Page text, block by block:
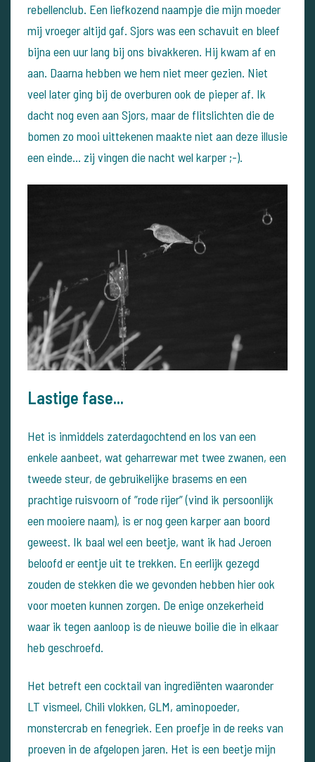
rebellenclub. Een liefkozend naampje die mijn moeder
mij vroeger altijd gaf. Sjors was een schavuit en bleef
bijna een uur lang bij ons bivakkeren. Hij kwam af en
aan. Daarna hebben we hem niet meer gezien. Niet
veel later ging bij de overburen ook de pieper af. Ik
dacht nog even aan Sjors, maar de flitslichten die de
bomen zo mooi uittekenen maakte niet aan deze illusie
een einde... zij vingen die nacht wel karper ;-).
Lastige fase...
Het is inmiddels zaterdagochtend en los van een
enkele aanbeet, wat geharrewar met twee zwanen, een
tweede steur, de gebruikelijke brasems en een
prachtige ruisvoorn of ”rode rijer” (vind ik persoonlijk
een mooiere naam), is er nog geen karper aan boord
geweest. Ik baal wel een beetje, want ik had Jeroen
beloofd er eentje uit te trekken. En eerlijk gezegd
zouden de stekken die we gevonden hebben hier ook
voor moeten kunnen zorgen. De enige onzekerheid
waar ik tegen aanloop is de nieuwe boilie die in elkaar
heb geschroefd.
Het betreft een cocktail van ingrediënten waaronder
LT vismeel, Chili vlokken, GLM, aminopoeder,
monstercrab en fenegriek. Een proefje in de reeks van
proeven in de afgelopen jaren. Het is een beetje mijn